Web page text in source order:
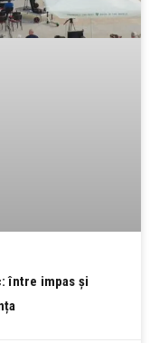
între impas și